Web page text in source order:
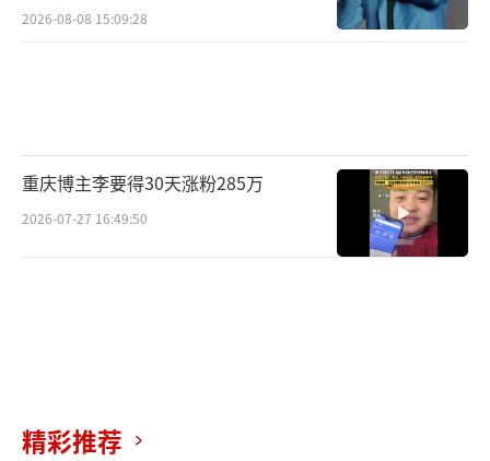
2026-08-08 15:09:28
重庆博主李要得30天涨粉285万
2026-07-27 16:49:50
精彩推荐